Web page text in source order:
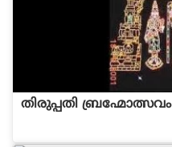
തിരുപ്പതി ബ്രഹ്മോത്സവം